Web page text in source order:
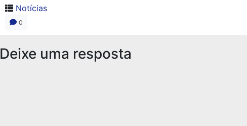
Notícias
0
Deixe uma resposta